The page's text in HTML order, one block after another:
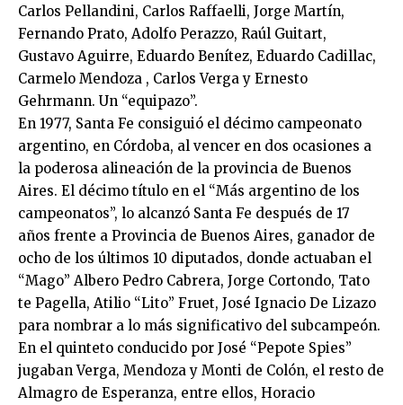
Carlos Pellandini, Carlos Raffaelli, Jorge Martín,
Fernando Prato, Adolfo Perazzo, Raúl Guitart,
Gustavo Aguirre, Eduardo Benítez, Eduardo Cadillac,
Carmelo Mendoza , Carlos Verga y Ernesto
Gehrmann. Un “equipazo”.
En 1977, Santa Fe consiguió el décimo campeonato
argentino, en Córdoba, al vencer en dos ocasiones a
la poderosa alineación de la provincia de Buenos
Aires. El décimo título en el “Más argentino de los
campeonatos”, lo alcanzó Santa Fe después de 17
años frente a Provincia de Buenos Aires, ganador de
ocho de los últimos 10 diputados, donde actuaban el
“Mago” Albero Pedro Cabrera, Jorge Cortondo, Tato
te Pagella, Atilio “Lito” Fruet, José Ignacio De Lizazo
para nombrar a lo más significativo del subcampeón.
En el quinteto conducido por José “Pepote Spies”
jugaban Verga, Mendoza y Monti de Colón, el resto de
Almagro de Esperanza, entre ellos, Horacio